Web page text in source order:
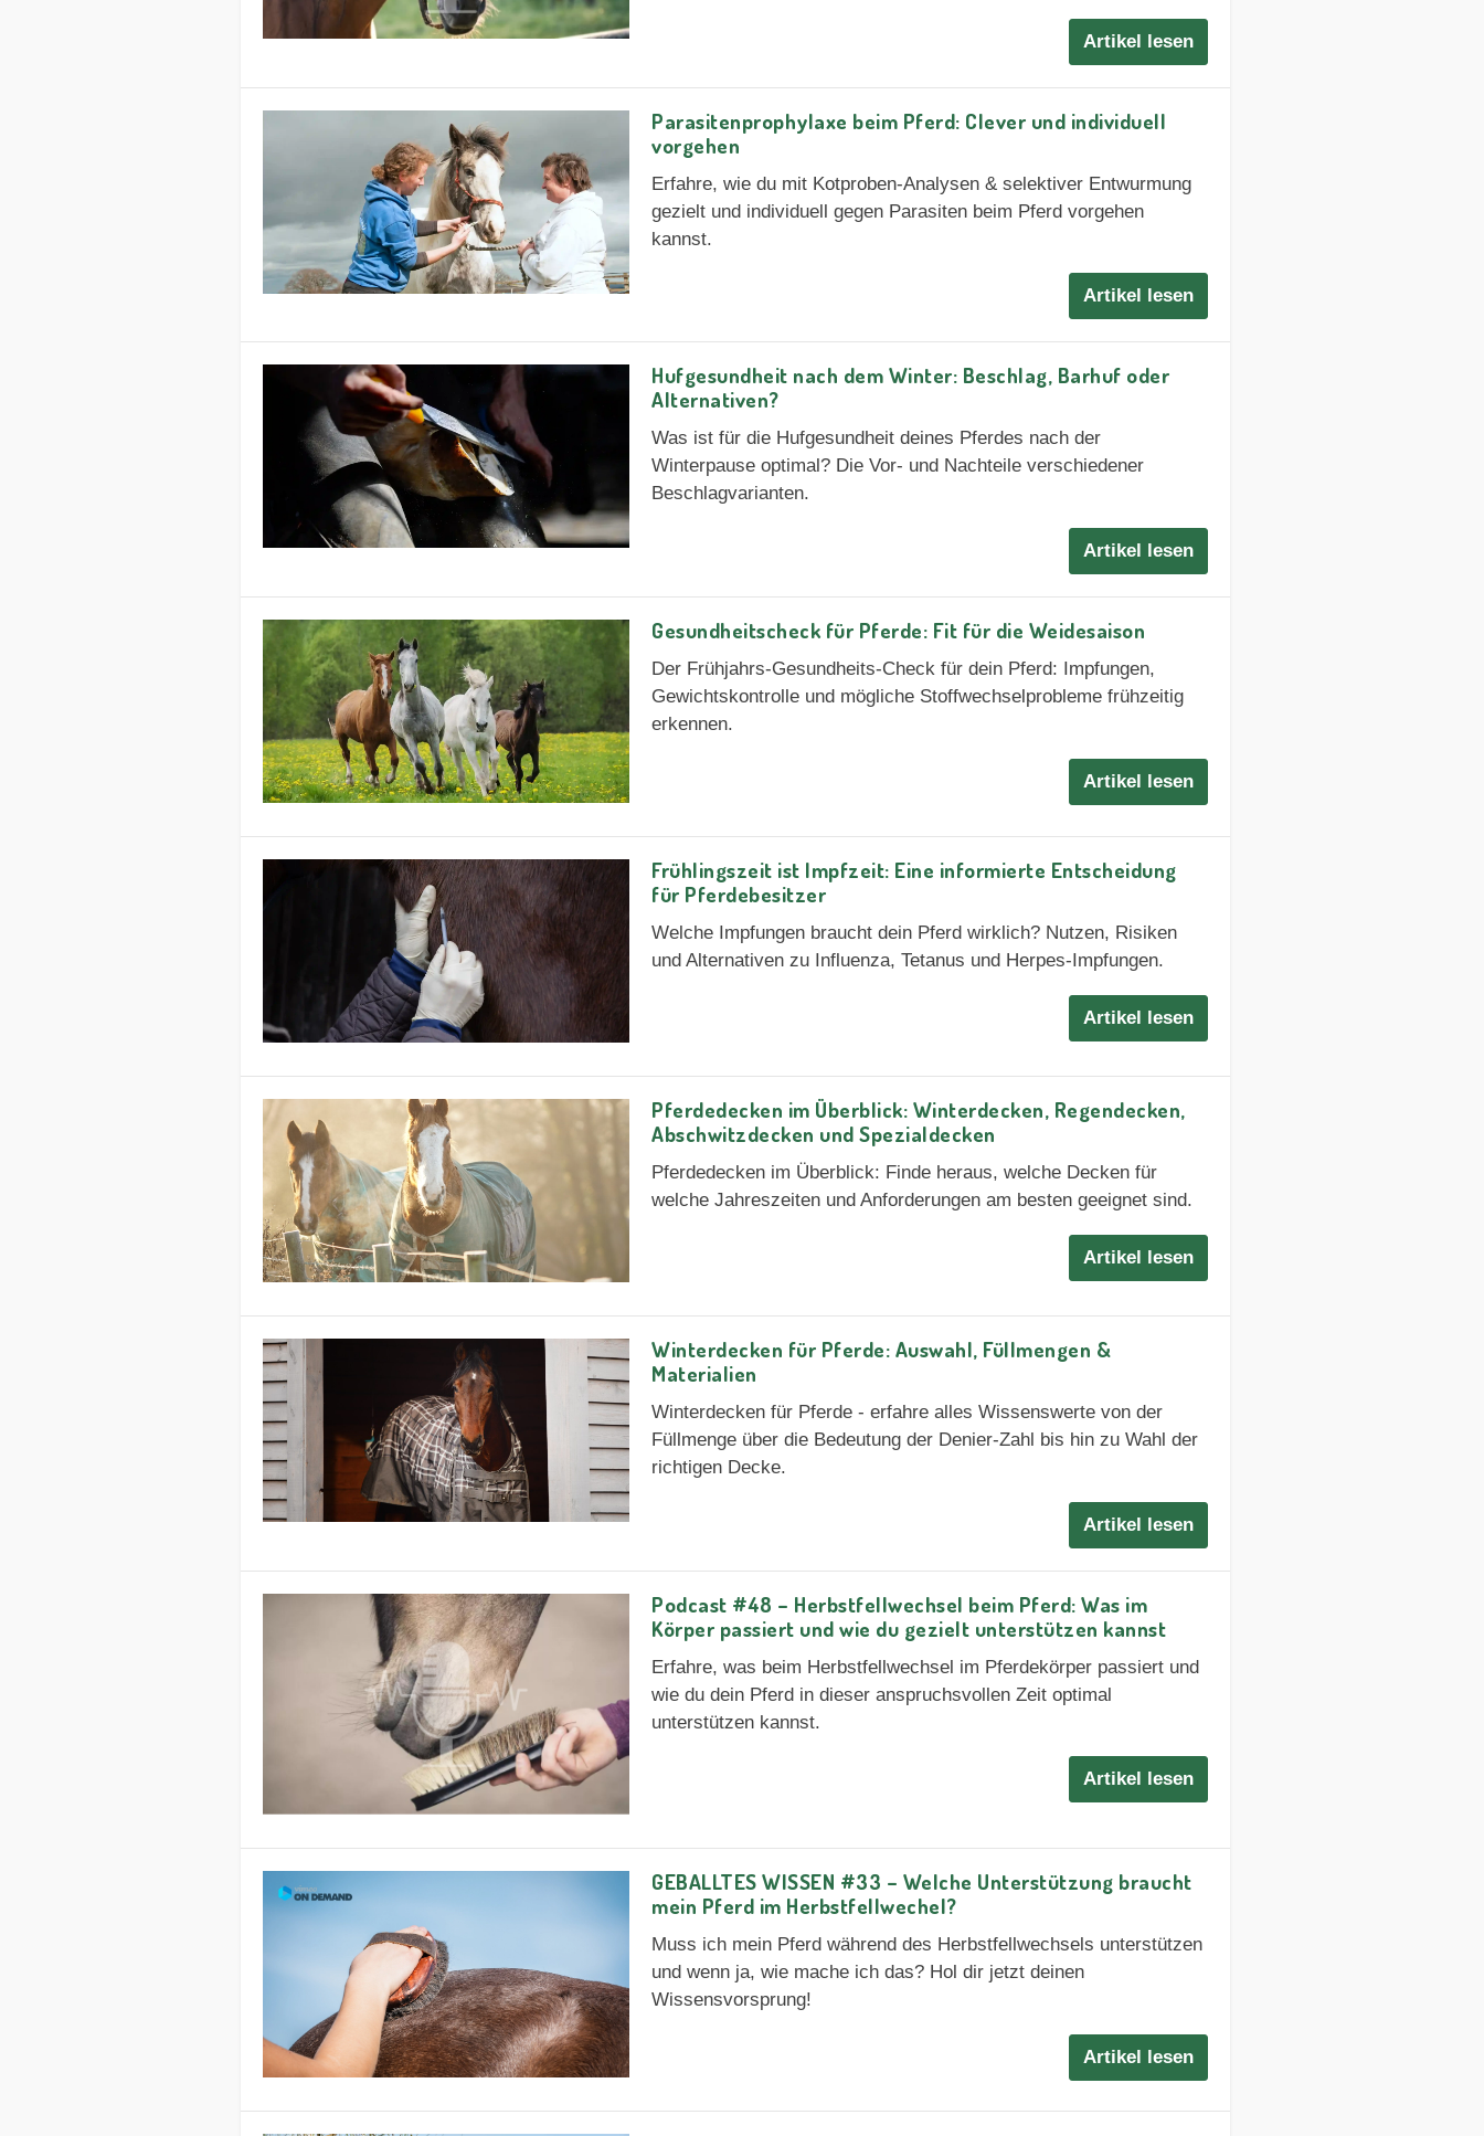
Artikel lesen
Parasitenprophylaxe beim Pferd: Clever und individuell
vorgehen
Erfahre, wie du mit Kotproben-Analysen & selektiver Entwurmung
gezielt und individuell gegen Parasiten beim Pferd vorgehen
kannst.
Artikel lesen
Hufgesundheit nach dem Winter: Beschlag, Barhuf oder
Alternativen?
Was ist für die Hufgesundheit deines Pferdes nach der
Winterpause optimal? Die Vor- und Nachteile verschiedener
Beschlagvarianten.
Artikel lesen
Gesundheitscheck für Pferde: Fit für die Weidesaison
Der Frühjahrs-Gesundheits-Check für dein Pferd: Impfungen,
Gewichtskontrolle und mögliche Stoffwechselprobleme frühzeitig
erkennen.
Artikel lesen
Frühlingszeit ist Impfzeit: Eine informierte Entscheidung
für Pferdebesitzer
Welche Impfungen braucht dein Pferd wirklich? Nutzen, Risiken
und Alternativen zu Influenza, Tetanus und Herpes-Impfungen.
Artikel lesen
Pferdedecken im Überblick: Winterdecken, Regendecken,
Abschwitzdecken und Spezialdecken
Pferdedecken im Überblick: Finde heraus, welche Decken für
welche Jahreszeiten und Anforderungen am besten geeignet sind.
Artikel lesen
Winterdecken für Pferde: Auswahl, Füllmengen &
Materialien
Winterdecken für Pferde - erfahre alles Wissenswerte von der
Füllmenge über die Bedeutung der Denier-Zahl bis hin zu Wahl der
richtigen Decke.
Artikel lesen
Podcast #48 – Herbstfellwechsel beim Pferd: Was im
Körper passiert und wie du gezielt unterstützen kannst
Erfahre, was beim Herbstfellwechsel im Pferdekörper passiert und
wie du dein Pferd in dieser anspruchsvollen Zeit optimal
unterstützen kannst.
Artikel lesen
GEBALLTES WISSEN #33 – Welche Unterstützung braucht
mein Pferd im Herbstfellwechel?
Muss ich mein Pferd während des Herbstfellwechsels unterstützen
und wenn ja, wie mache ich das? Hol dir jetzt deinen
Wissensvorsprung!
Artikel lesen